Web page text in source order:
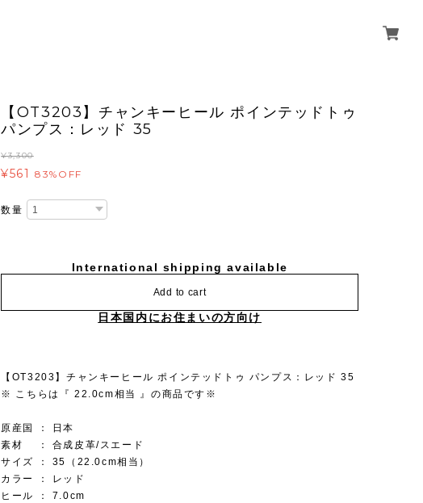
【OT3203】チャンキーヒール ポインテッドトゥ
パンプス：レッド 35
¥3,300
¥561 83%OFF
数量
International shipping available
Add to cart
日本国内にお住まいの方向け
【OT3203】チャンキーヒール ポインテッドトゥ パンプス：レッド 35
※ こちらは『 22.0cm相当 』の商品です※
原産国 ： 日本
素材 ： 合成皮革/スエード
サイズ ： 35（22.0cm相当）
カラー ： レッド
ヒール ： 7.0cm